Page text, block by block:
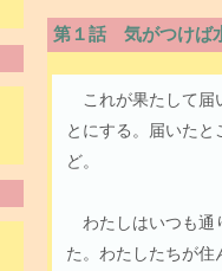
第１話 気がつけば
これが果たして届
とにする。届いた
ど。
わたしはいつも通
た。わたしたちが